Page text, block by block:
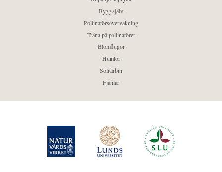
Bygg själv
Pollinatörsövervakning
Träna på pollinatörer
Blomflugor
Humlor
Solitärbin
Fjärilar